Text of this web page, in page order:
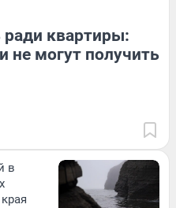
квартиры:
не могут получить
в